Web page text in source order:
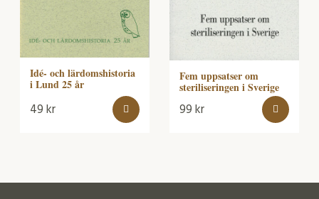
Idé- och lärdomshistoria
i Lund 25 år
49kr
Fem uppsatser om
steriliseringen i Sverige
99kr